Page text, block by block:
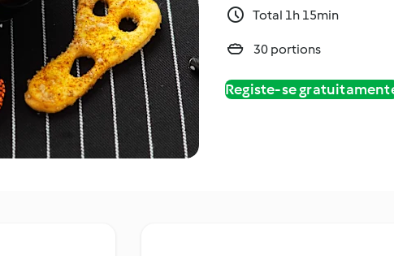
Total 1h 15min
30 portions
Registe-se